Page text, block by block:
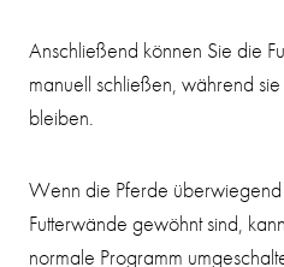
Anschließend können Sie die
manuell schließen, während
bleiben.
Wenn die Pferde
Futterwände gewöhnt sind,
normale Programm